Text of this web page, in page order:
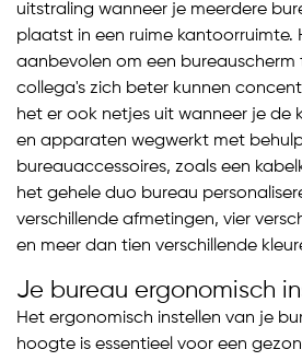
uitstraling wanneer je meerdere
plaatst in een ruime kantoorruimte.
aanbevolen om een
collega's zich beter kunnen
het er ook netjes uit wanneer je de
en apparaten wegwerkt met
bureauaccessoires, zoals een
het gehele duo bureau
verschillende afmetingen, vier
en meer dan tien verschillende
Je bureau ergonomisch
Het ergonomisch instellen van je
hoogte is essentieel voor een